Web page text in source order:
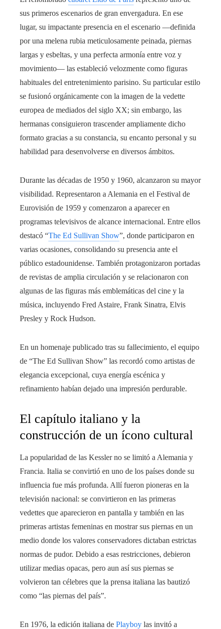
sus primeros escenarios de gran envergadura. En ese
lugar, su impactante presencia en el escenario —definida
por una melena rubia meticulosamente peinada, piernas
largas y esbeltas, y una perfecta armonía entre voz y
movimiento— las estableció velozmente como figuras
habituales del entretenimiento parisino. Su particular estilo
se fusionó orgánicamente con la imagen de la vedette
europea de mediados del siglo XX; sin embargo, las
hermanas consiguieron trascender ampliamente dicho
formato gracias a su constancia, su encanto personal y su
habilidad para desenvolverse en diversos ámbitos.
Durante las décadas de 1950 y 1960, alcanzaron su mayor
visibilidad. Representaron a Alemania en el Festival de
Eurovisión de 1959 y comenzaron a aparecer en
programas televisivos de alcance internacional. Entre ellos
destacó “The Ed Sullivan Show”, donde participaron en
varias ocasiones, consolidando su presencia ante el
público estadounidense. También protagonizaron portadas
de revistas de amplia circulación y se relacionaron con
algunas de las figuras más emblemáticas del cine y la
música, incluyendo Fred Astaire, Frank Sinatra, Elvis
Presley y Rock Hudson.
En un homenaje publicado tras su fallecimiento, el equipo
de “The Ed Sullivan Show” las recordó como artistas de
elegancia excepcional, cuya energía escénica y
refinamiento habían dejado una impresión perdurable.
El capítulo italiano y la
construcción de un ícono cultural
La popularidad de las Kessler no se limitó a Alemania y
Francia. Italia se convirtió en uno de los países donde su
influencia fue más profunda. Allí fueron pioneras en la
televisión nacional: se convirtieron en las primeras
vedettes que aparecieron en pantalla y también en las
primeras artistas femeninas en mostrar sus piernas en un
medio donde los valores conservadores dictaban estrictas
normas de pudor. Debido a esas restricciones, debieron
utilizar medias opacas, pero aun así sus piernas se
volvieron tan célebres que la prensa italiana las bautizó
como “las piernas del país”.
En 1976, la edición italiana de Playboy las invitó a